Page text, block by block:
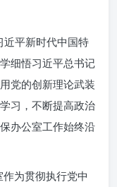
近平新时代中国特
细悟习近平总书记
党的创新理论武装
习，不断提高政治
办公室工作始终沿
作为贯彻执行党中